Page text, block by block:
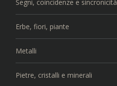
Segni, coincidenze e sincronicità
Erbe, fiori, piante
Metalli
Pietre, cristalli e minerali